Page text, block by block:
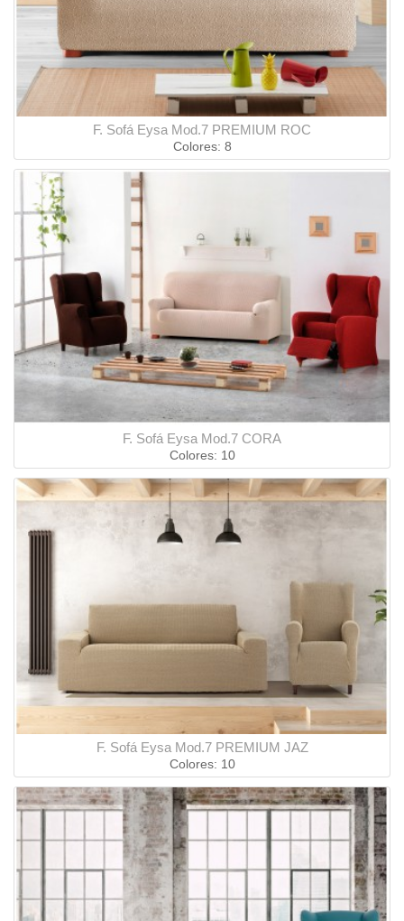
F. Sofá Eysa Mod.7 PREMIUM ROC
Colores: 8
F. Sofá Eysa Mod.7 CORA
Colores: 10
F. Sofá Eysa Mod.7 PREMIUM JAZ
Colores: 10